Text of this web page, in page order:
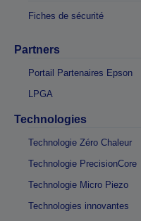
Fiches de sécurité
Partners
Portail Partenaires Epson
LPGA
Technologies
Technologie Zéro Chaleur
Technologie PrecisionCore
Technologie Micro Piezo
Technologies innovantes